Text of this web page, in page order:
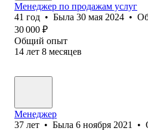
Менеджер по продажам услуг
41 год • Была 30 мая 2024 •
30 000 ₽
Общий опыт
14 лет 8 месяцев
Менеджер
37 лет • Была 6 ноября 2021 •